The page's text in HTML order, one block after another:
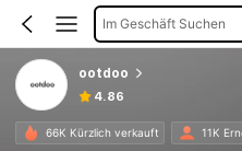
Im Geschäft Suchen
ootdoo
4.86
66K Kürzlich verkauft 11K
Produktinformation: Preisangabe,